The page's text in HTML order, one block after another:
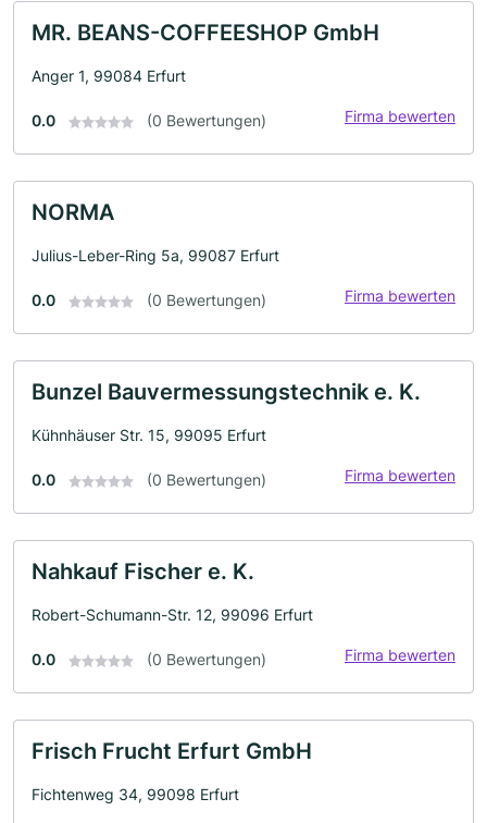
MR. BEANS-COFFEESHOP GmbH
Anger 1, 99084 Erfurt
0.0 (0 Bewertungen) Firma bewerten
NORMA
Julius-Leber-Ring 5a, 99087 Erfurt
0.0 (0 Bewertungen) Firma bewerten
Bunzel Bauvermessungstechnik e. K.
Kühnhäuser Str. 15, 99095 Erfurt
0.0 (0 Bewertungen) Firma bewerten
Nahkauf Fischer e. K.
Robert-Schumann-Str. 12, 99096 Erfurt
0.0 (0 Bewertungen) Firma bewerten
Frisch Frucht Erfurt GmbH
Fichtenweg 34, 99098 Erfurt